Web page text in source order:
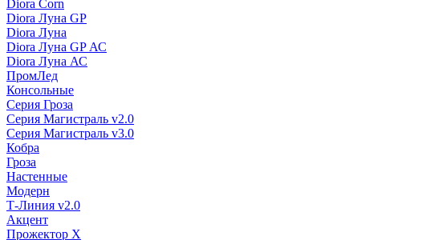
Diora Corn
Diora Луна GP
Diora Луна
Diora Луна GP АС
Diora Луна АС
ПромЛед
Консольные
Серия Гроза
Серия Магистраль v2.0
Серия Магистраль v3.0
Кобра
Гроза
Настенные
Модерн
Т-Линия v2.0
Акцент
Прожектор X